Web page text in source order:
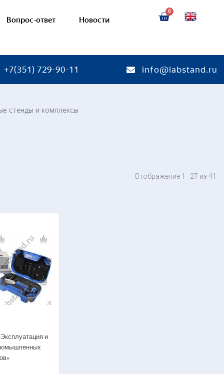
оборудование для
электромобилей
«Электрооборудование
автомобильная
Вопрос-ответ Новости
+7(351) 729-90-11 info@labstand.ru
стенды и комплексы
Отображение 1–27 из 41
и